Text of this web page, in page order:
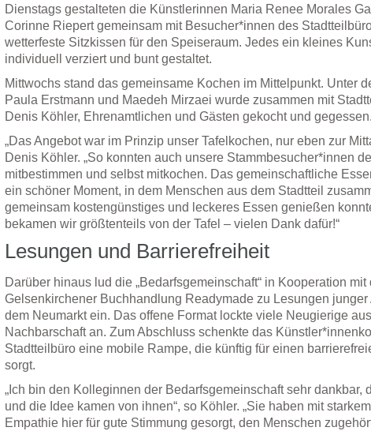
Dienstags gestalteten die Künstlerinnen Maria Renee Morales
Corinne Riepert gemeinsam mit Besucher*innen des
wetterfeste Sitzkissen für den Speiseraum. Jedes ein kleines
individuell verziert und bunt gestaltet.
Mittwochs stand das gemeinsame Kochen im Mittelpunkt. Unter
Paula Erstmann und Maedeh Mirzaei wurde zusammen mit
Denis Köhler, Ehrenamtlichen und Gästen gekocht und gegessen.
„Das Angebot war im Prinzip unser Tafelkochen, nur eben zur
Denis Köhler. „So konnten auch unsere Stammbesucher*innen
mitbestimmen und selbst mitkochen. Das gemeinschaftliche
ein schöner Moment, in dem Menschen aus dem Stadtteil
gemeinsam kostengünstiges und leckeres Essen genießen
bekamen wir größtenteils von der Tafel – vielen Dank dafür!“
Lesungen und Barrierefreiheit
Darüber hinaus lud die „Bedarfsgemeinschaft“ in Kooperation mit
Gelsenkirchener Buchhandlung Readymade zu Lesungen junger
dem Neumarkt ein. Das offene Format lockte viele Neugierige
Nachbarschaft an. Zum Abschluss schenkte das
Stadtteilbüro eine mobile Rampe, die künftig für einen
sorgt.
„Ich bin den Kolleginnen der Bedarfsgemeinschaft sehr dankbar,
und die Idee kamen von ihnen“, so Köhler. „Sie haben mit
Empathie hier für gute Stimmung gesorgt, den Menschen